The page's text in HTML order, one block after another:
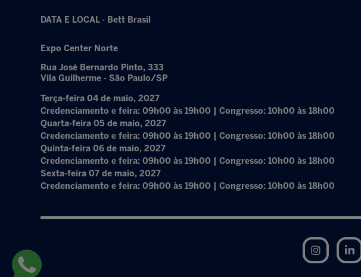
DATA E LOCAL - Bett Brasil
Expo Center Norte
Rua José Bernardo Pinto, 333
Vila Guilherme - São Paulo/SP
Terça-feira 04 de maio, 2027
Credenciamento e feira: 09h00 às 19h00 | Congresso: 10h00 às 18h00
Quarta-feira 05 de maio, 2027
Credenciamento e feira: 09h00 às 19h00 | Congresso: 10h00 às 18h00
Quinta-feira 06 de maio, 2027
Credenciamento e feira: 09h00 às 19h00 | Congresso: 10h00 às 18h00
Sexta-feira 07 de maio, 2027
Credenciamento e feira: 09h00 às 19h00 | Congresso: 10h00 às 18h00
Instagram